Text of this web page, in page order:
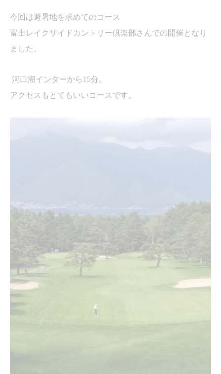
今回は避暑地を求めてのコース
富士レイクサイドカントリー倶楽部さんでの開催となり
ました。
河口湖インターから 15分。
アクセスもとてもいいコースです。